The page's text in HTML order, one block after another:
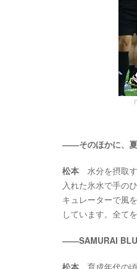
――そのほかに、夏
松本 水分を摂取
入れた氷水で手の
キュレーターで風
しています。全て
――SAMURAI
松本 育成年代の